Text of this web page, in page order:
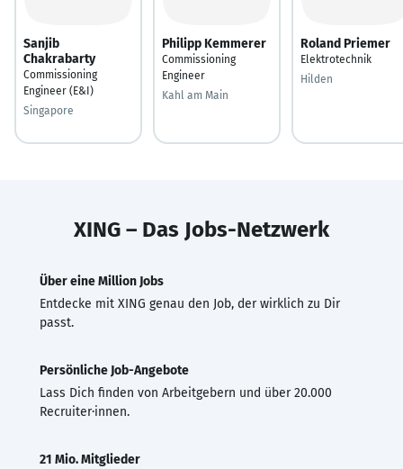
Sanjib
Chakrabarty
Commissioning
Engineer (E&I)
Singapore
Philipp Kemmerer
Commissioning
Engineer
Kahl am Main
Roland Priemer
Elektrotechnik
Hilden
XING – Das Jobs-Netzwerk
Über eine Million Jobs
Entdecke mit XING genau den Job, der wirklich zu Dir
passt.
Persönliche Job-Angebote
Lass Dich finden von Arbeitgebern und über 20.000
Recruiter·innen.
21 Mio. Mitglieder